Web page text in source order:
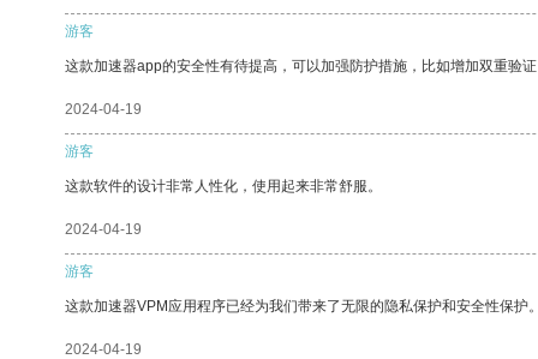
游客
这款加速器app的安全性有待提高，可以加强防护措施，比如增加双重验
2024-04-19
游客
这款软件的设计非常人性化，使用起来非常舒服。
2024-04-19
游客
这款加速器VPM应用程序已经为我们带来了无限的隐私保护和安全性保护
2024-04-19